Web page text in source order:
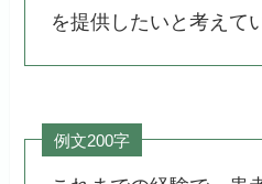
を提供したいと考えて
例文200字